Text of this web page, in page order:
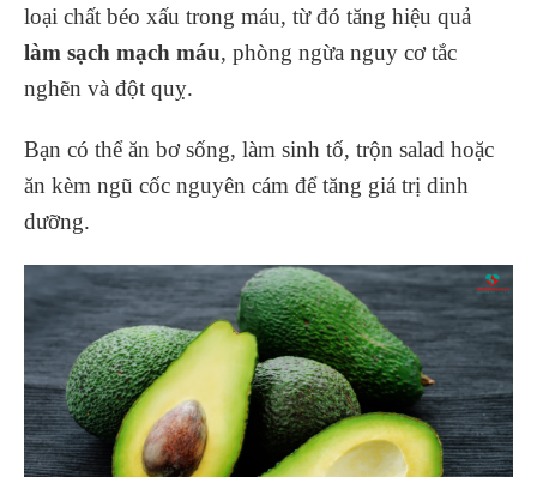
loại chất béo xấu trong máu, từ đó tăng hiệu quả
làm sạch mạch máu, phòng ngừa nguy cơ tắc
nghẽn và đột quỵ.
Bạn có thể ăn bơ sống, làm sinh tố, trộn salad hoặc
ăn kèm ngũ cốc nguyên cám để tăng giá trị dinh
dưỡng.